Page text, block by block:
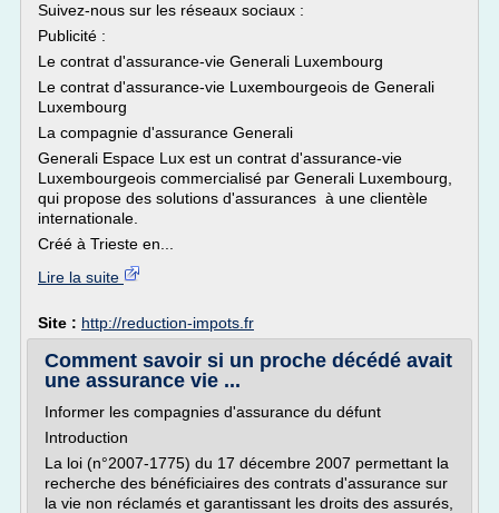
Suivez-nous sur les réseaux sociaux :
Publicité :
Le contrat d'assurance-vie Generali Luxembourg
Le contrat d'assurance-vie Luxembourgeois de Generali
Luxembourg
La compagnie d'assurance Generali
Generali Espace Lux est un contrat d'assurance-vie
Luxembourgeois commercialisé par Generali Luxembourg,
qui propose des solutions d'assurances à une clientèle
internationale.
Créé à Trieste en...
Lire la suite
Site : http://reduction-impots.fr
Comment savoir si un proche décédé avait
une assurance vie ...
Informer les compagnies d'assurance du défunt
Introduction
La loi (n°2007-1775) du 17 décembre 2007 permettant la
recherche des bénéficiaires des contrats d'assurance sur
la vie non réclamés et garantissant les droits des assurés,